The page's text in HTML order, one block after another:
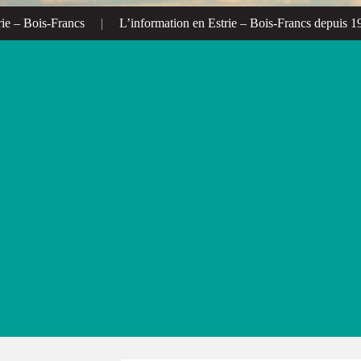
Francs | L’information en Estrie – Bois-Francs depuis 1972